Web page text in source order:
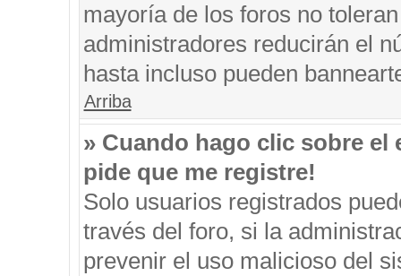
mayoría de los foros no
administradores reducirán el
hasta incluso pueden
Arriba
» Cuando hago clic sobre el
pide que me registre!
Solo usuarios registrados
través del foro, si la
prevenir el uso malicioso del